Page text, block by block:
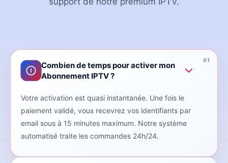
Combien de temps pour activer mon
Abonnement IPTV ?
Votre activation est quasi instantanée. Une fois le
paiement validé, vous recevrez vos identifiants par
email sous à 15 minutes maximum. Notre système
automatisé traite les commandes 24h/24.